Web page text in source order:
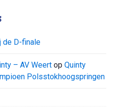
de D-finale
– AV Weert op Quinty
Polsstokhoogspringen